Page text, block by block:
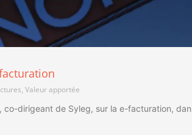
,Valeur apportée
dirigeant de Syleg, sur la e-facturation,